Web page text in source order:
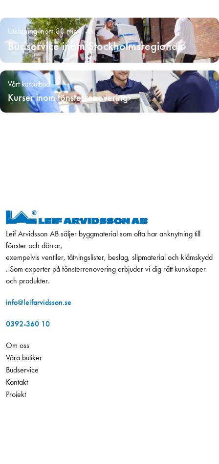
Utkörning inom 30 min – 4h
Budservice inom Stockholmsregionen
Vårt kursutbud
Kurser inom fönsterrenovering
Leif Arvidsson AB säljer byggmaterial som ofta har anknytning till
fönster och dörrar,
exempelvis ventiler, tätningslister, beslag, slipmaterial och klämskydd
. Som experter på fönsterrenovering erbjuder vi dig rätt kunskaper
och produkter.
info@leifarvidsson.se
0392-360 10
Om oss
Våra butiker
Budservice
Kontakt
Projekt